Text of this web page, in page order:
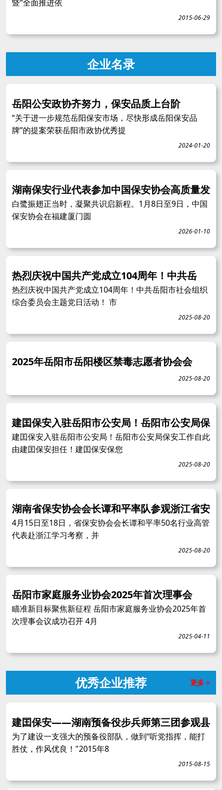
暨“全面推进依
2015-06-29
企业名录
岳阳公安政协齐努力，保安品质上台阶
“关于进一步规范岳阳保安市场，尽快形成岳阳保安品
牌”的提案荣获岳阳市政协优秀提
2024-01-20
湖南保安行业代表参加中国保安协会高质量发
白鹭振翅正当时，凝聚共识启新程。1月8日至9日，中国
保安协会在福建厦门圆
2026-01-10
热烈庆祝中国共产党成立104周年！中共岳
热烈庆祝中国共产党成立104周年！中共岳阳市社会组织
综合委员会主题党日活动！ 市
2025-08-20
2025年岳阳市岳阳楼区禁毒志愿者协会会
2025-08-20
建囯保安入驻岳阳市公安局！岳阳市公安局保
建囯保安入驻岳阳市公安局！岳阳市公安局保安工作自此
由建囯保安担任！建囯保安保您
2025-08-20
湖南省保安协会会长谭和平率队参观浙江省安
4月15日至18日，省保安协会会长谭和平率50名行业高管
代表赴浙江学习考察，并
2025-08-20
岳阳市家庭服务业协会2025年首次理事会
瞄准新目标聚焦新征程 岳阳市家庭服务业协会2025年首
次理事会议成功召开 4月
2025-04-11
优秀企业推荐 更多 >
建囯保安——湖南预备役步兵师第三团参观县
为了建设一支强大的预备役部队，做到“听党指挥，能打
胜仗，作风优良！"2015年8
2015-08-15